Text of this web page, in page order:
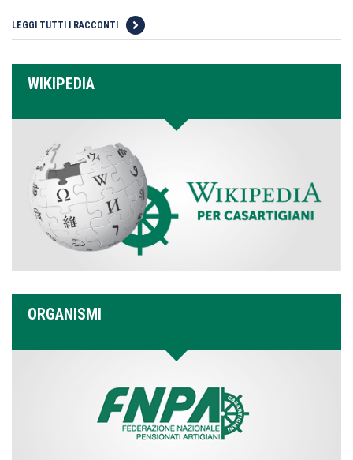
LEGGI TUTTI I RACCONTI
WIKIPEDIA
ORGANISMI